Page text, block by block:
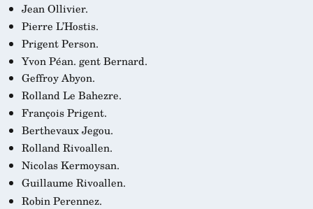
Jean Ollivier.
Pierre L’Hostis.
Prigent Person.
Yvon Péan. gent Bernard.
Geffroy Abyon.
Rolland Le Bahezre.
François Prigent.
Berthevaux Jegou.
Rolland Rivoallen.
Nicolas Kermoysan.
Guillaume Rivoallen.
Robin Perennez.